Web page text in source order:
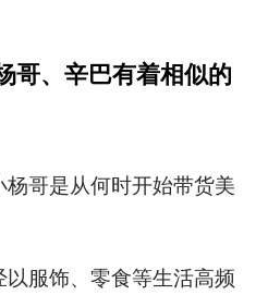
哥、辛巴有着相似的
哥是从何时开始带货美
服饰、零食等生活高频